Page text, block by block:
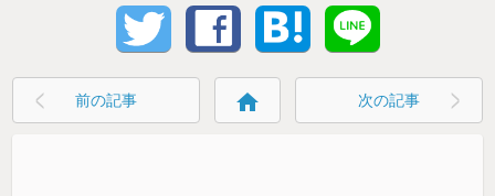
前の記事 home 次の記事